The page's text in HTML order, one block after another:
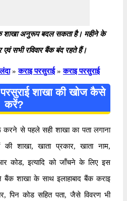
शाखा अनुरूप बदल सकता है। महीने के
सभी रविवार बैंक बंद रहते हैं।
» कराइ परसुराई » कराइ परसुराई
परसुराई शाखा की खोज कैसे
करें?
करने से पहले सही शाखा का पता लगाना
शाखा, खाता प्रकार, खाता नाम,
कोड, इत्यादि को जाँचने के लिए इस
शाखा के साथ इलाहाबाद बैंक कराइ
पिन कोड सहित पता, जैसे विवरण भी